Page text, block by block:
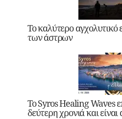
Το καλύτερο αγχολυτικό
των άστρων
Το Syros Healing Waves
δεύτερη χρονιά και